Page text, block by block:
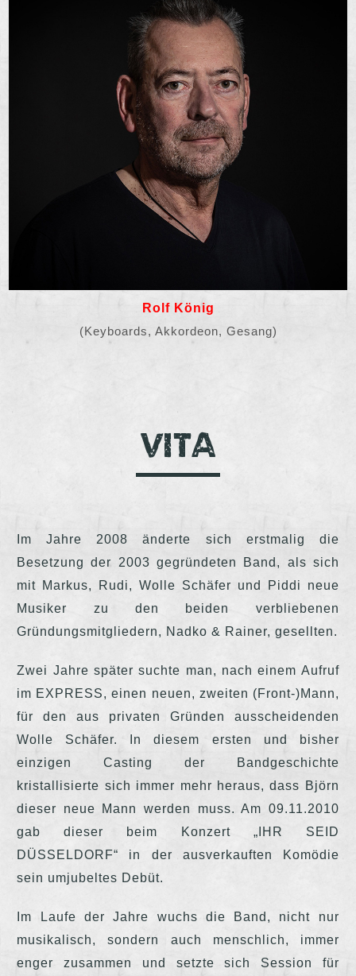
Rolf König
(Keyboards, Akkordeon, Gesang)
Vita
Im Jahre 2008 änderte sich erstmalig die
Besetzung der 2003 gegründeten Band, als sich
mit Markus, Rudi, Wolle Schäfer und Piddi neue
Musiker zu den beiden verbliebenen
Gründungsmitgliedern, Nadko & Rainer, gesellten.
Zwei Jahre später suchte man, nach einem Aufruf
im EXPRESS, einen neuen, zweiten (Front-)Mann,
für den aus privaten Gründen ausscheidenden
Wolle Schäfer. In diesem ersten und bisher
einzigen Casting der Bandgeschichte
kristallisierte sich immer mehr heraus, dass Björn
dieser neue Mann werden muss. Am 09.11.2010
gab dieser beim Konzert „IHR SEID
DÜSSELDORF“ in der ausverkauften Komödie
sein umjubeltes Debüt.
Im Laufe der Jahre wuchs die Band, nicht nur
musikalisch, sondern auch menschlich, immer
enger zusammen und setzte sich Session für